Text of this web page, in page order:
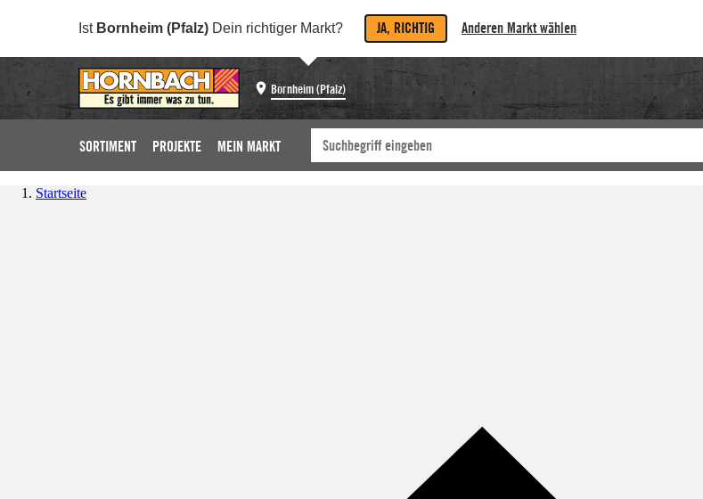
Ist Bornheim (Pfalz) Dein richtiger Markt? JA, RICHTIG Anderen Markt wählen
Bornheim (Pfalz)
SORTIMENT PROJEKTE MEIN MARKT
Startseite